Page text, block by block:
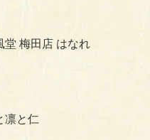
堂 梅田店 はなれ
凛と仁